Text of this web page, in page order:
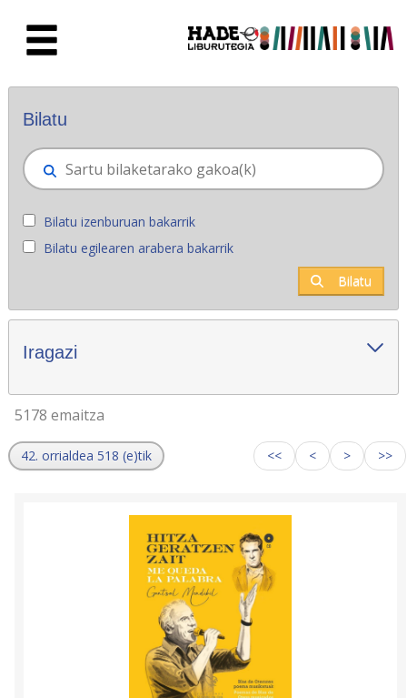
Eskuratu berriak - Liburutegia
Bilatu
Bilatu izenburuan bakarrik
Bilatu egilearen arabera bakarrik
Bilatu
Iragazi
5178 emaitza
42. orrialdea 518 (e)tik << < > >>